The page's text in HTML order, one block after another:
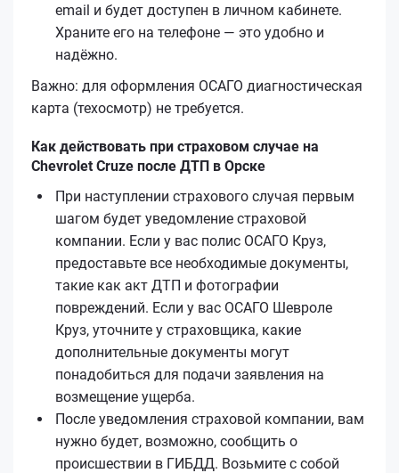
email и будет доступен в личном кабинете.
Храните его на телефоне — это удобно и
надёжно.
Важно: для оформления ОСАГО диагностическая
карта (техосмотр) не требуется.
Как действовать при страховом случае на
Chevrolet Cruze после ДТП в Орске
При наступлении страхового случая первым
шагом будет уведомление страховой
компании. Если у вас полис ОСАГО Круз,
предоставьте все необходимые документы,
такие как акт ДТП и фотографии
повреждений. Если у вас ОСАГО Шевроле
Круз, уточните у страховщика, какие
дополнительные документы могут
понадобиться для подачи заявления на
возмещение ущерба.
После уведомления страховой компании, вам
нужно будет, возможно, сообщить о
происшествии в ГИБДД. Возьмите с собой